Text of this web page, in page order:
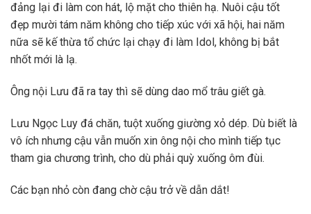
đảng lại đi làm con hát, lộ mặt cho thiên hạ. Nuôi cậu tốt
đẹp mười tám năm không cho tiếp xúc với xã hội, hai năm
nữa sẽ kế thừa tổ chức lại chạy đi làm Idol, không bị bắt
nhốt mới là lạ.
Ông nội Lưu đã ra tay thì sẽ dùng dao mổ trâu giết gà.
Lưu Ngọc Luy đá chăn, tuột xuống giường xỏ dép. Dù biết là
vô ích nhưng cậu vẫn muốn xin ông nội cho mình tiếp tục
tham gia chương trình, cho dù phải quỳ xuống ôm đùi.
Các bạn nhỏ còn đang chờ cậu trở về dẫn dắt!